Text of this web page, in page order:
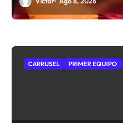
CARRUSEL PRIMER EQUIPO